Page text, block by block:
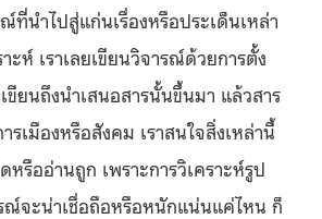
ณ์ที่นำไปสู่แก่นเรื่องหรือประเด็นเหล่า
ะห์ เราเลยเขียนวิจารณ์ด้วยการตั้ง
ขียนถึงนำเสนอสารนั้นขึ้นมา แล้วสาร
รเมืองหรือสังคม เราสนใจสิ่งเหล่านี้
หรืออ่านถูก เพราะการวิเคราะห์รูป
ณ์จะน่าเชื่อถือหรือหนักแน่นแค่ไหน ก็